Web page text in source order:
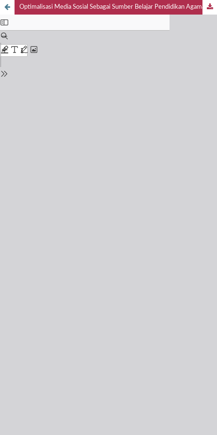
Optimalisasi Media Sosial Sebagai Sumber Belajar Pendidikan Agama Islam Di Era Digital